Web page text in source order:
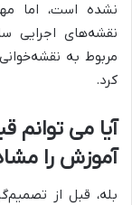
نشده است، اما
نقشه‌های اجرایی
مربوط به
کرد.
آیا می توانم
آموزش را
بله، قبل از